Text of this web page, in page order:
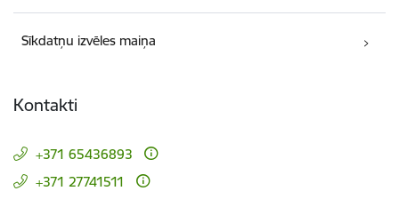
Sīkdatņu izvēles maiņa
Kontakti
+371 65436893
+371 27741511